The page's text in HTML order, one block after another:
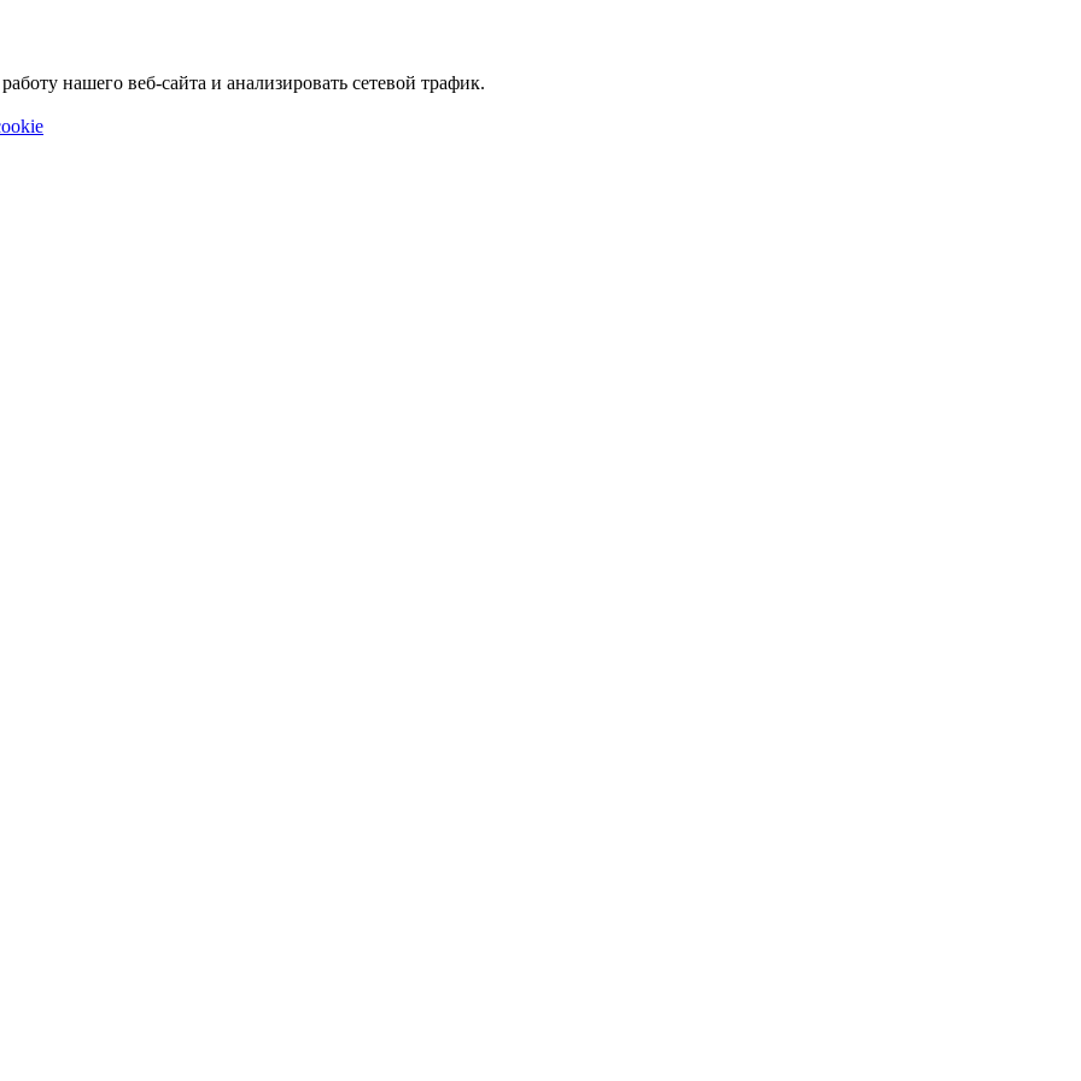
нашего веб-сайта и анализировать сетевой трафик.